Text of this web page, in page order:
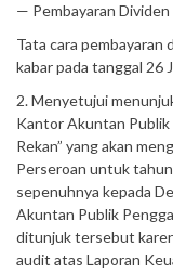
— Pembayaran
Tata cara pembayaran
kabar pada tanggal 26
2. Menyetujui
Kantor Akuntan Publik
Rekan” yang akan
Perseroan untuk
sepenuhnya kepada
Akuntan Publik
ditunjuk tersebut
audit atas Laporan